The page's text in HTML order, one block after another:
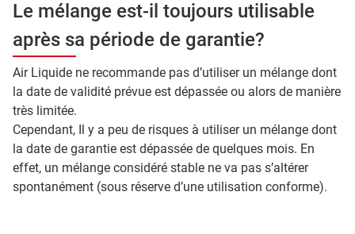
Le mélange est-il toujours utilisable
après sa période de garantie?
Air Liquide ne recommande pas d’utiliser un mélange dont
la date de validité prévue est dépassée ou alors de manière
très limitée.
Cependant, Il y a peu de risques à utiliser un mélange dont
la date de garantie est dépassée de quelques mois. En
effet, un mélange considéré stable ne va pas s’altérer
spontanément (sous réserve d’une utilisation conforme).